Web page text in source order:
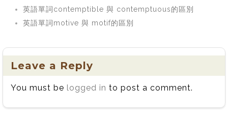
英語單詞contemptible 與 contemptuous的區別
英語單詞motive 與 motif的區別
Leave a Reply
You must be logged in to post a comment.